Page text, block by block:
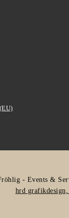
- Events &
hrd